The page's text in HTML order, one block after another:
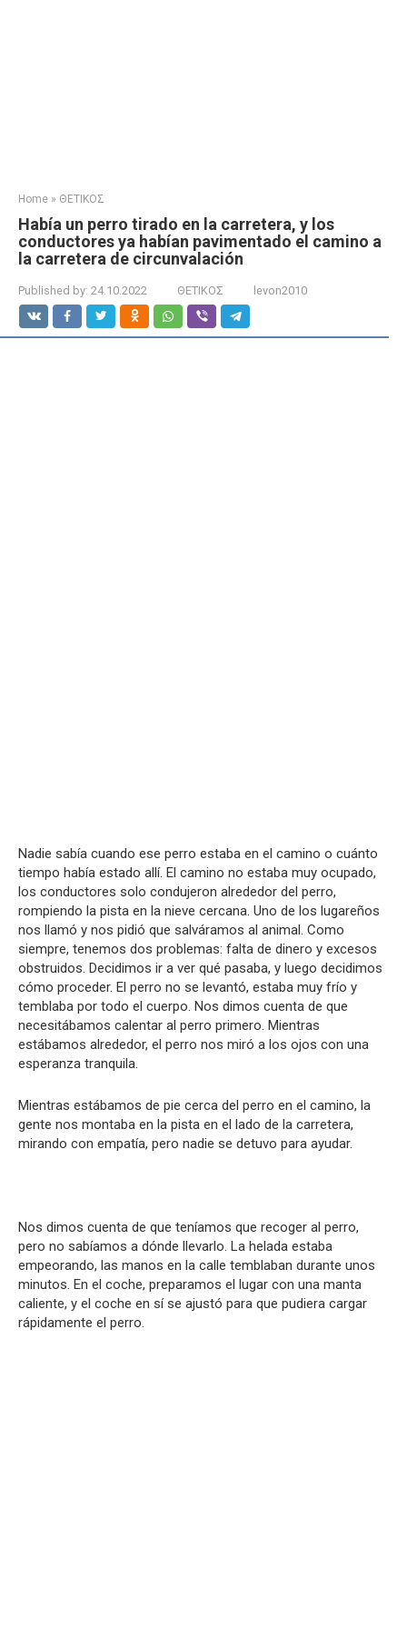
Home » ΘΕΤΙΚΟΣ
Había un perro tirado en la carretera, y los
conductores ya habían pavimentado el camino a
la carretera de circunvalación
Published by: 24.10.2022 ΘΕΤΙΚΟΣ levon2010
Nadie sabía cuando ese perro estaba en el camino o cuánto
tiempo había estado allí. El camino no estaba muy ocupado,
los conductores solo condujeron alrededor del perro,
rompiendo la pista en la nieve cercana. Uno de los lugareños
nos llamó y nos pidió que salváramos al animal. Como
siempre, tenemos dos problemas: falta de dinero y excesos
obstruidos. Decidimos ir a ver qué pasaba, y luego decidimos
cómo proceder. El perro no se levantó, estaba muy frío y
temblaba por todo el cuerpo. Nos dimos cuenta de que
necesitábamos calentar al perro primero. Mientras
estábamos alrededor, el perro nos miró a los ojos con una
esperanza tranquila.
Mientras estábamos de pie cerca del perro en el camino, la
gente nos montaba en la pista en el lado de la carretera,
mirando con empatía, pero nadie se detuvo para ayudar.
Nos dimos cuenta de que teníamos que recoger al perro,
pero no sabíamos a dónde llevarlo. La helada estaba
empeorando, las manos en la calle temblaban durante unos
minutos. En el coche, preparamos el lugar con una manta
caliente, y el coche en sí se ajustó para que pudiera cargar
rápidamente el perro.